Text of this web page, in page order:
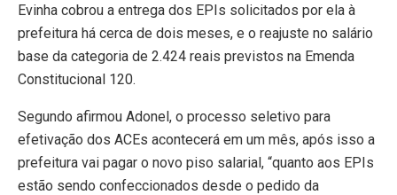
Evinha cobrou a entrega dos EPIs solicitados por ela à
prefeitura há cerca de dois meses, e o reajuste no salário
base da categoria de 2.424 reais previstos na Emenda
Constitucional 120.
Segundo afirmou Adonel, o processo seletivo para
efetivação dos ACEs acontecerá em um mês, após isso a
prefeitura vai pagar o novo piso salarial, “quanto aos EPIs
estão sendo confeccionados desde o pedido da